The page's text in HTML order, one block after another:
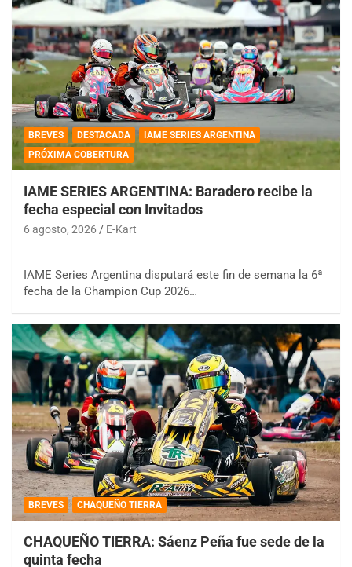
BREVES DESTACADA
IAME SERIES ARGENTINA
PRÓXIMA COBERTURA
IAME SERIES ARGENTINA: Baradero recibe la
fecha especial con Invitados
6 agosto, 2026 E-Kart
IAME Series Argentina disputará este fin de semana la 6ª
fecha de la Champion Cup 2026…
BREVES CHAQUEÑO TIERRA
CHAQUEÑO TIERRA: Sáenz Peña fue sede de la
quinta fecha